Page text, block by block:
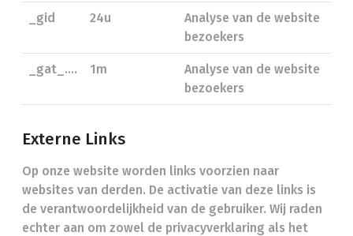
_gid 24u
Analyse van de website
bezoekers
_gat_.... 1m
Analyse van de website
bezoekers
Externe Links
Op onze website worden links voorzien naar
websites van derden. De activatie van deze links is
de verantwoordelijkheid van de gebruiker. Wij raden
echter aan om zowel de privacyverklaring als het